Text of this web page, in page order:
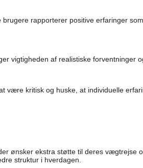
rapporterer positive erfaringer
vigtigheden af realistiske forventninger
være kritisk og huske, at individuelle
ønsker ekstra støtte til deres vægtrejse
struktur i hverdagen.